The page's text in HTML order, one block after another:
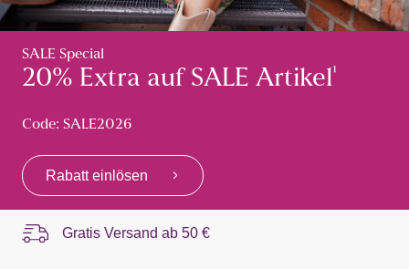
SALE Special
20% Extra auf SALE Artikel¹
Code: SALE2026
Rabatt einlösen
Gratis Versand ab 50 €